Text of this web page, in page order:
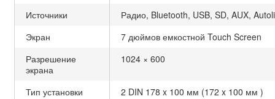
Источники
Радио, Bluetooth, USB, SD, AUX,
Экран
7 дюймов емкостной Touch Screen
Разрешение
экрана
1024 × 600
Тип установки
2 DIN 178 x 100 мм (172 x 100 мм )